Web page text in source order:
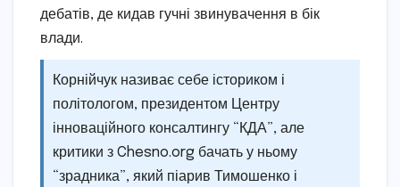
дебатів, де кидав гучні звинувачення в бік
влади.
Корнійчук називає себе істориком і
політологом, президентом Центру
інноваційного консалтингу “КДА”, але
критики з Chesno.org бачать у ньому
“зрадника”, який піарив Тимошенко і